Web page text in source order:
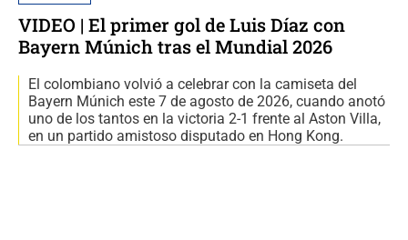
VIDEO | El primer gol de Luis Díaz con
Bayern Múnich tras el Mundial 2026
El colombiano volvió a celebrar con la camiseta del
Bayern Múnich este 7 de agosto de 2026, cuando anotó
uno de los tantos en la victoria 2-1 frente al Aston Villa,
en un partido amistoso disputado en Hong Kong.